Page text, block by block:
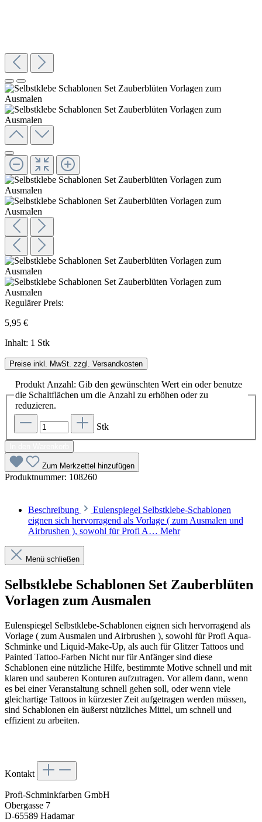
Regulärer Preis:
5,95 €
Inhalt: 1 Stk
Preise inkl. MwSt. zzgl. Versandkosten
Produkt Anzahl: Gib den gewünschten Wert ein oder benutze
die Schaltflächen um die Anzahl zu erhöhen oder zu
reduzieren.
Stk
Zum Merkzettel hinzufügen
Produktnummer: 108260
Beschreibung
Eulenspiegel Selbstklebe-Schablonen
eignen sich hervorragend als Vorlage ( zum Ausmalen und
Airbrushen ), sowohl für Profi A… Mehr
Menü schließen
Selbstklebe Schablonen Set Zauberblüten
Vorlagen zum Ausmalen
Eulenspiegel Selbstklebe-Schablonen eignen sich hervorragend als
Vorlage ( zum Ausmalen und Airbrushen ), sowohl für Profi Aqua-
Schminke und Liquid-Make-Up, als auch für Glitzer Tattoos und
Painted Tattoo-Farben Nicht nur für Anfänger sind diese
Schablonen eine nützliche Hilfe, bestimmte Motive schnell und mit
klaren und sauberen Konturen aufzutragen. Vor allem dann, wenn
es bei einer Veranstaltung schnell gehen soll, oder wenn viele
gleichartige Tattoos in kürzester Zeit aufgetragen werden müssen,
sind Schablonen ein äußerst nützliches Mittel, um schnell und
effizient zu arbeiten.
Kontakt
Profi-Schminkfarben GmbH
Obergasse 7
D-65589 Hadamar